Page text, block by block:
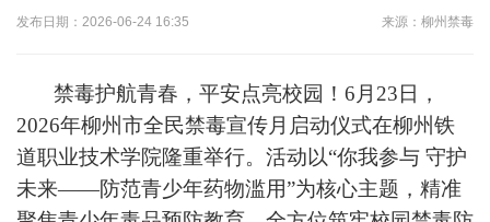
发布日期：2026-06-24 16:35 来源：柳州禁毒
禁毒护航青春，平安点亮校园！6月23日，
2026年柳州市全民禁毒宣传月启动仪式在柳州铁
道职业技术学院隆重举行。活动以“你我参与 守护
未来——防范青少年药物滥用”为核心主题，精准